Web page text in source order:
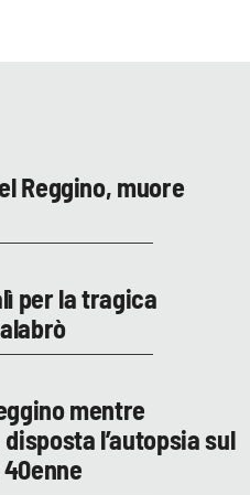
Reggino, muore
per la tragica
mentre
l’autopsia sul